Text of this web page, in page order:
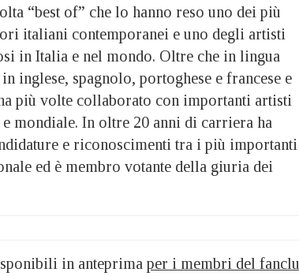
“best of” che lo hanno reso uno dei più
italiani contemporanei e uno degli artisti
in Italia e nel mondo. Oltre che in lingua
inglese, spagnolo, portoghese e francese e
più volte collaborato con importanti artisti
mondiale. In oltre 20 anni di carriera ha
e riconoscimenti tra i più
ed è membro votante della giuria dei
in anteprima per i membri del